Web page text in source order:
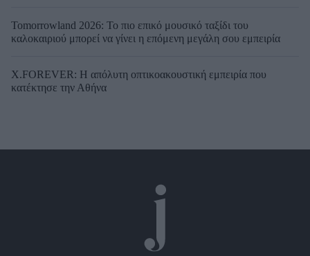
Tomorrowland 2026: Το πιο επικό μουσικό ταξίδι του
καλοκαιριού μπορεί να γίνει η επόμενη μεγάλη σου εμπειρία
X.FOREVER: Η απόλυτη οπτικοακουστική εμπειρία που
κατέκτησε την Αθήνα